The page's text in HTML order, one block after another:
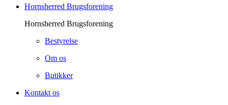
Hornsherred Brugsforening
Hornsherred Brugsforening
Bestyrelse
Om os
Butikker
Kontakt os